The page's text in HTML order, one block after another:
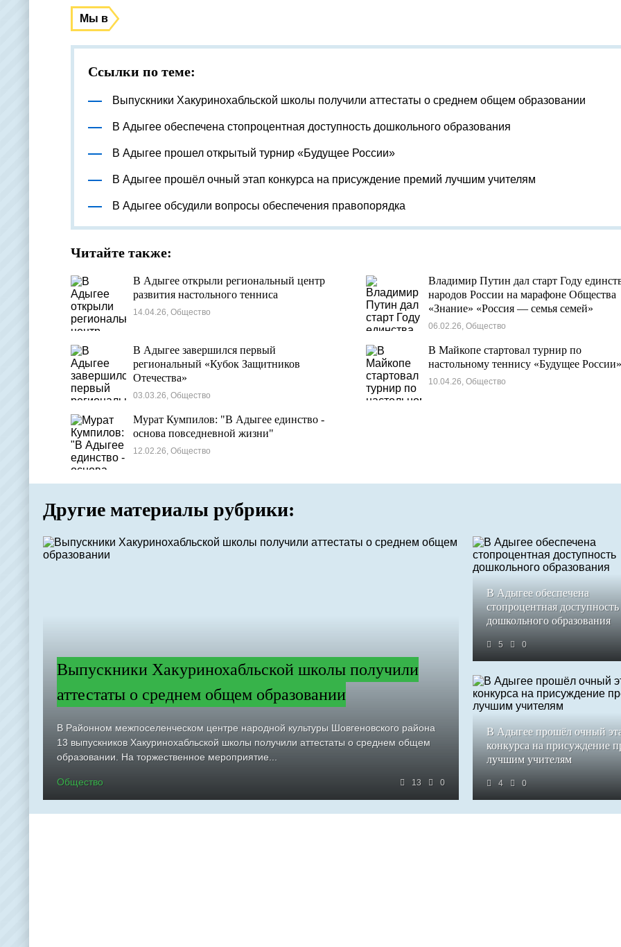
Мы в
Ссылки по теме:
Выпускники Хакуринохабльской школы получили аттестаты о среднем общем образовании
В Адыгее обеспечена стопроцентная доступность дошкольного образования
В Адыгее прошел открытый турнир «Будущее России»
В Адыгее прошёл очный этап конкурса на присуждение премий лучшим учителям
В Адыгее обсудили вопросы обеспечения правопорядка
Читайте также:
В Адыгее открыли региональный центр
развития настольного тенниса
14.04.26, Общество
Владимир Путин дал старт Году
народов России на марафоне Общества
«Знание» «Россия — семья семей»
06.02.26, Общество
В Адыгее завершился первый
региональный «Кубок Защитников
Отечества»
03.03.26, Общество
В Майкопе стартовал турнир по
настольному теннису «Будущее
10.04.26, Общество
Мурат Кумпилов: "В Адыгее единство -
основа повседневной жизни"
12.02.26, Общество
Другие материалы рубрики:
Выпускники Хакуринохабльской школы получили
аттестаты о среднем общем образовании
В Районном межпоселенческом центре народной культуры Шовгеновского района
13 выпускников Хакуринохабльской школы получили аттестаты о среднем общем
образовании. На торжественное мероприятие...
Общество 13 0
В Адыгее обеспечена
стопроцентная доступность
дошкольного образования
5 0
В Адыгее прошёл очный
конкурса на присуждение
лучшим учителям
4 0